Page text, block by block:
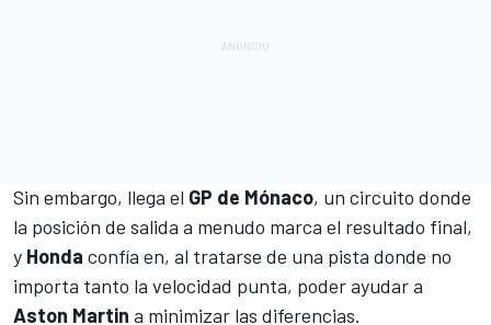
Sin embargo, llega el GP de Mónaco, un circuito donde
la posición de salida a menudo marca el resultado final,
y Honda confía en, al tratarse de una pista donde no
importa tanto la velocidad punta, poder ayudar a
Aston Martin a minimizar las diferencias.